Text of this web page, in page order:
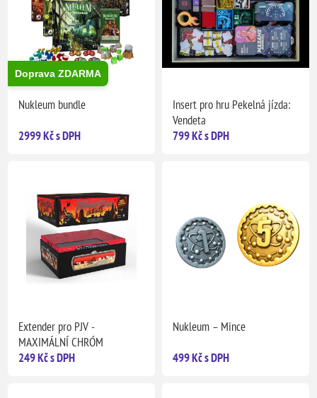
Doprava ZDARMA
Nukleum bundle
2999 Kč s DPH
Insert pro hru Pekelná jízda:
Vendeta
799 Kč s DPH
Extender pro PJV -
MAXIMÁLNÍ CHRÓM
249 Kč s DPH
Nukleum – Mince
499 Kč s DPH